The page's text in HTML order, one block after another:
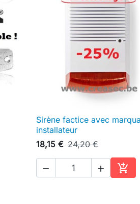
au panier
 Aperçu rapide
Sirène factice avec
installateur
18,15 € 24,20 €
  